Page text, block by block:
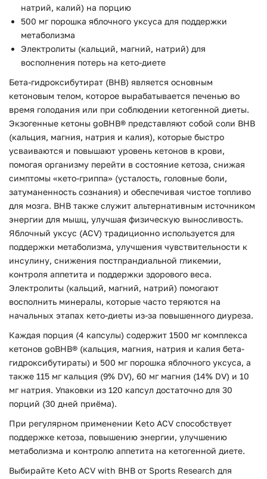
натрий, калий) на порцию
500 мг порошка яблочного уксуса для поддержки
метаболизма
Электролиты (кальций, магний, натрий) для
восполнения потерь на кето-диете
Бета-гидроксибутират (BHB) является основным
кетоновым телом, которое вырабатывается печенью во
время голодания или при соблюдении кетогенной диеты.
Экзогенные кетоны goBHB® представляют собой соли BHB
(кальция, магния, натрия и калия), которые быстро
усваиваются и повышают уровень кетонов в крови,
помогая организму перейти в состояние кетоза, снижая
симптомы «кето-гриппа» (усталость, головные боли,
затуманенность сознания) и обеспечивая чистое топливо
для мозга. BHB также служит альтернативным источником
энергии для мышц, улучшая физическую выносливость.
Яблочный уксус (ACV) традиционно используется для
поддержки метаболизма, улучшения чувствительности к
инсулину, снижения постпрандиальной гликемии,
контроля аппетита и поддержки здорового веса.
Электролиты (кальций, магний, натрий) помогают
восполнить минералы, которые часто теряются на
начальных этапах кето-диеты из-за повышенного диуреза.
Каждая порция (4 капсулы) содержит 1500 мг комплекса
кетонов goBHB® (кальция, магния, натрия и калия бета-
гидроксибутираты) и 500 мг порошка яблочного уксуса, а
также 115 мг кальция (9% DV), 60 мг магния (14% DV) и 10
мг натрия. Упаковки из 120 капсул достаточно для 30
порций (30 дней приёма).
При регулярном применении Keto ACV способствует
поддержке кетоза, повышению энергии, улучшению
метаболизма и контролю аппетита на кетогенной диете.
Выбирайте Keto ACV with BHB от Sports Research для